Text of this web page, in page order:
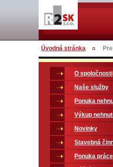
Úvodná stránka
O spoločnosti
Naše služby
Ponuka
Výkup
Novinky
Stavebná
Ponuka práce